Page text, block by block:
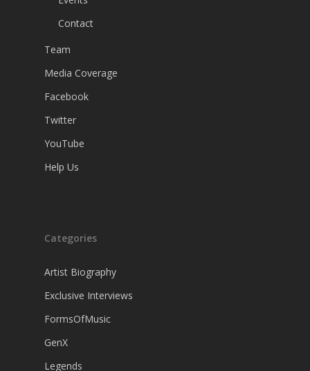
Contact
Team
Media Coverage
Facebook
Twitter
YouTube
Help Us
Categories
Artist Biography
Exclusive Interviews
FormsOfMusic
GenX
Legends